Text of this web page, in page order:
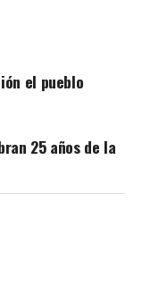
el pueblo
25 años de la